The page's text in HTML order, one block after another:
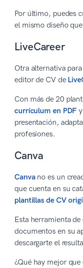
Por último, puedes
el mismo diseño
LiveCareer
Otra alternativa
editor de CV de
Con más de 20
currículum en PDF
presentación,
profesiones.
Canva
Canvano es un
que cuenta en su
plantillas de CV
Esta herramienta
documentos en su
descargarte el
¿Qué hay mejor